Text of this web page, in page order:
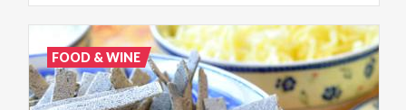
FOOD & WINE